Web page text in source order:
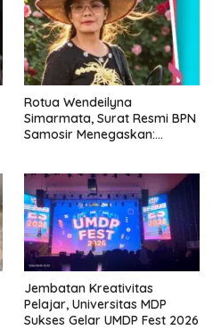
Rotua Wendeilyna
Simarmata, Surat Resmi BPN
Samosir Menegaskan:
dalam Sengketa Lumban Silo
Jembatan Kreativitas
Pelajar, Universitas MDP
Sukses Gelar UMDP Fest 2026